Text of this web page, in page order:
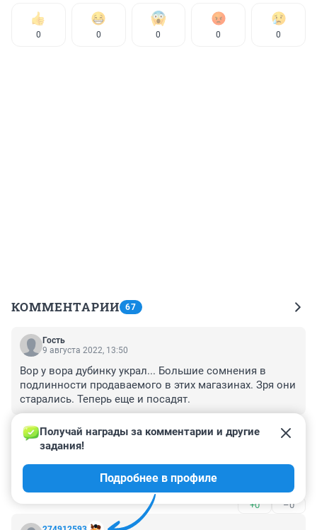
0 0 0 0 0
КОММЕНТАРИИ 67
Гость
9 августа 2022, 13:50
Вор у вора дубинку украл... Большие сомнения в
подлинности продаваемого в этих магазинах. Зря они
старались. Теперь еще и посадят.
Гость
кража?))))) а угрожали они пистолетом кому?)))
+0 –0
Получай награды за комментарии и другие
задания!
Подробнее в профиле